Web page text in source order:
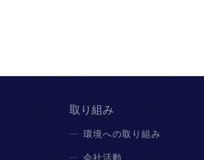
取り組み
環境への取り組み
会社活動